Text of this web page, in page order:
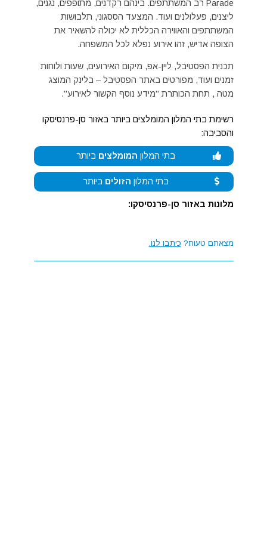
Parade רב המשתתפים. בינהם רקדנים, מתופפים, נגנים,
ליצנים, פעלולנים ועוד. המצעד הססגוני, תלבושות
המשתתפים והאווירה הכללית לא יכולה להשאיר את
הצופה אדיש, זהו אירוע נפלא לכל המשפחה.
תכנית הפסטיבל, ליין-אפ, מיקום האירועים, שעות ולוחות
זמנים ועוד, מפורטים באתר הפסטיבל – בלינק המוצג
מטה , תחת הכותרת "מידע נוסף הקשור לאירוע".
רשימת בתי המלון המומלצים ביותר באזור סן-פרנסיסקו
והסביבה:
בתי המלון המומלצים ביותר
בתי המלון הזולים ביותר
מלונות באזור סן-פרנסיסקו:
מצאתם טעות? כיתבו לנו.